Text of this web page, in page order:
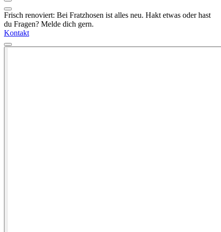
Frisch renoviert: Bei Fratzhosen ist alles neu. Hakt etwas oder hast
du Fragen? Melde dich gern.
Kontakt